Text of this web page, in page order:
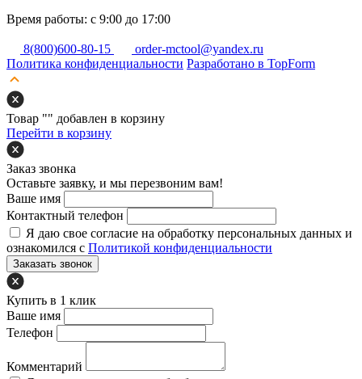
Время работы: с 9:00 до 17:00
8(800)600-80-15
order-mctool@yandex.ru
Политика конфиденциальности Разработано в TopForm
Товар "" добавлен в корзину
Перейти в корзину
Заказ звонка
Оставьте заявку, и мы перезвоним вам!
Ваше имя
Контактный телефон
Я даю свое согласие на обработку персональных данных и
ознакомился с Политикой конфиденциальности
Заказать звонок
Купить в 1 клик
Ваше имя
Телефон
Комментарий